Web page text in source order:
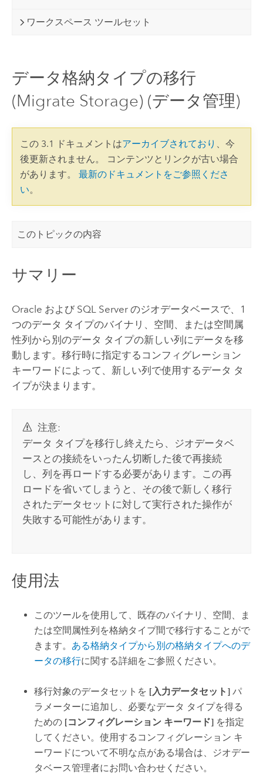
ワークスペース ツールセット
データ格納タイプの移行
(Migrate Storage) (データ管理)
この 3.1 ドキュメントはアーカイブされており
、今
後更新されません。 コンテンツとリンクが古い場合
があります。 最新のドキュメントをご参照くださ
い。
このトピックの内容
サマリー
Oracle および SQL Server のジオデータベースで、1
つのデータ タイプのバイナリ、空間、または空間属
性列から別のデータ タイプの新しい列にデータを移
動します。移行時に指定するコンフィグレーション
キーワードによって、新しい列で使用するデータ タ
イプが決まります。
注意:
データ タイプを移行し終えたら、ジオデータベ
ースとの接続をいったん切断した後で再接続
し、列を再ロードする必要があります。この再
ロードを省いてしまうと、その後で新しく移行
されたデータセットに対して実行された操作が
失敗する可能性があります。
使用法
このツールを使用して、既存のバイナリ、空間、ま
たは空間属性列を格納タイプ間で移行することがで
きます。 ある格納タイプから別の格納タイプへのデ
ータの移行に関する詳細をご参照ください。
移行対象のデータセットを [入力データセット] パ
ラメーターに追加し、必要なデータ タイプを得る
ための [コンフィグレーション キーワード] を指定
してください。使用するコンフィグレーション キ
ーワードについて不明な点がある場合は、ジオデー
タベース管理者にお問い合わせください。